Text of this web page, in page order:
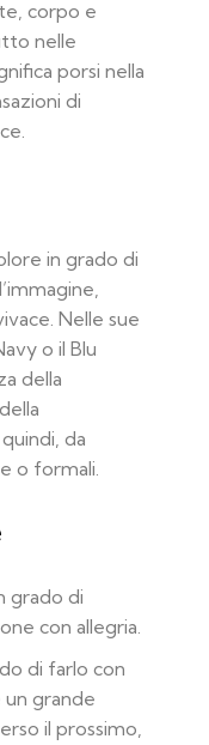
corpo e
nelle
porsi nella
di
in grado di
Nelle sue
o il Blu
della
da
o formali.
grado di
con allegria.
di farlo con
grande
il prossimo,